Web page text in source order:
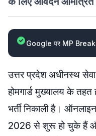
Google पर MP
उत्तर प्रदेश अधीनस्थ
होमगार्ड मुख्यालय के
भर्ती निकाली है।
2026 से शुरू हो चुके हैं